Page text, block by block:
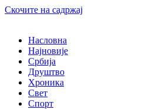
Скочите на садржај
Насловна
Најновије
Србија
Друштво
Хроника
Свет
Спорт